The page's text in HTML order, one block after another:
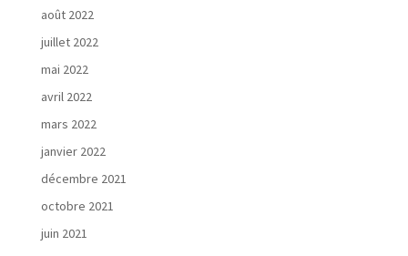
août 2022
juillet 2022
mai 2022
avril 2022
mars 2022
janvier 2022
décembre 2021
octobre 2021
juin 2021